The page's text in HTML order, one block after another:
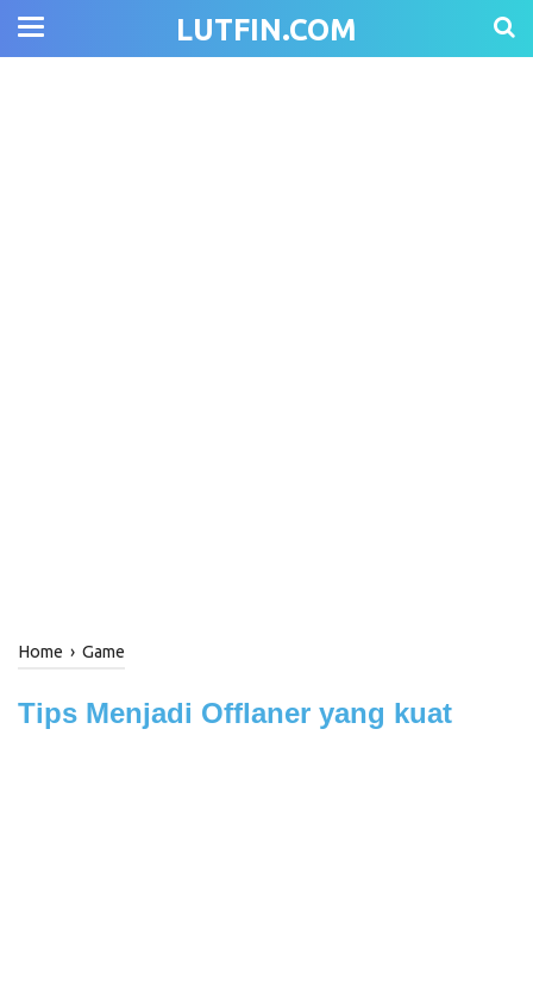
LUTFIN.COM
Home › Game
Tips Menjadi Offlaner yang kuat